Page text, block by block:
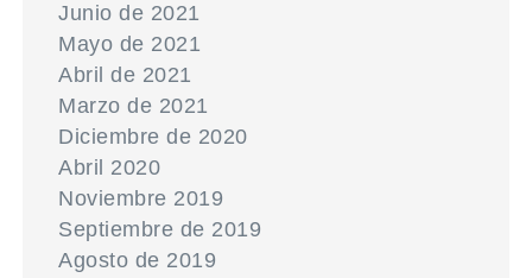
Junio de 2021
Mayo de 2021
Abril de 2021
Marzo de 2021
Diciembre de 2020
Abril 2020
Noviembre 2019
Septiembre de 2019
Agosto de 2019